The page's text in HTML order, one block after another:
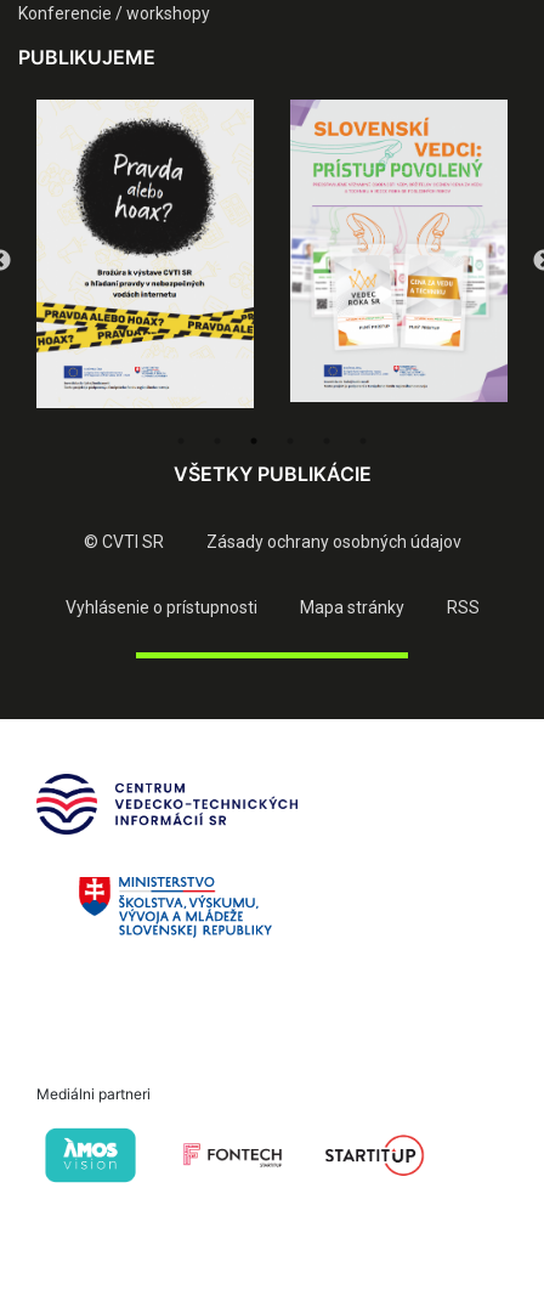
Konferencie / workshopy
PUBLIKUJEME
VŠETKY PUBLIKÁCIE
© CVTI SR Zásady ochrany osobných údajov
Vyhlásenie o prístupnosti Mapa stránky RSS
Mediálni partneri